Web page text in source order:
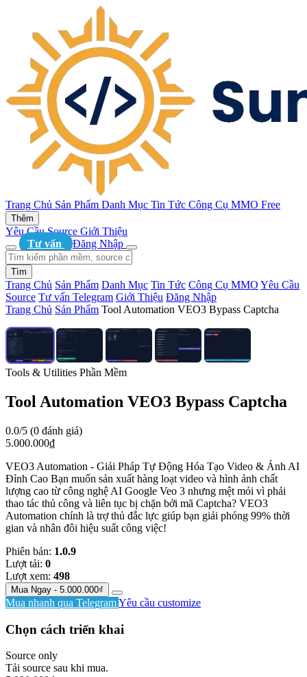
Trang Chủ Sản Phẩm Danh Mục Tin Tức Công Cụ MMO Free
Thêm
Yêu Cầu Source Giới Thiệu
Tư vấn
Đăng Nhập
Tìm
Trang Chủ Sản Phẩm Danh Mục Tin Tức Công Cụ MMO Yêu Cầu
Source Tư vấn Telegram Giới Thiệu Đăng Nhập
Trang Chủ Sản Phẩm Tool Automation VEO3 Bypass Captcha
Tools & Utilities Phần Mềm
Tool Automation VEO3 Bypass Captcha
0.0/5 (0 đánh giá)
5.000.000₫
VEO3 Automation - Giải Pháp Tự Động Hóa Tạo Video & Ảnh AI
Đỉnh Cao Bạn muốn sản xuất hàng loạt video và hình ảnh chất
lượng cao từ công nghệ AI Google Veo 3 nhưng mệt mỏi vì phải
thao tác thủ công và liên tục bị chặn bởi mã Captcha? VEO3
Automation chính là trợ thủ đắc lực giúp bạn giải phóng 99% thời
gian và nhân đôi hiệu suất công việc!
Phiên bản: 1.0.9
Lượt tải: 0
Lượt xem: 498
Mua Ngay - 5.000.000₫
Mua nhanh qua TelegramYêu cầu customize
Chọn cách triển khai
Source only
Tải source sau khi mua.